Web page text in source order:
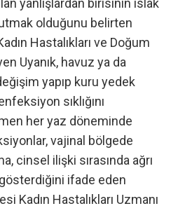
yanlışlardan birisinin ıslak
olduğunu belirten
Hastalıkları ve Doğum
Uyanık, havuz ya da
yapıp kuru yedek
sıklığını
her yaz döneminde
vajinal bölgede
cinsel ilişki sırasında ağrı
ifade eden
Kadın Hastalıkları Uzmanı